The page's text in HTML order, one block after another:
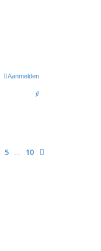
Aanmelden
Z
5 10